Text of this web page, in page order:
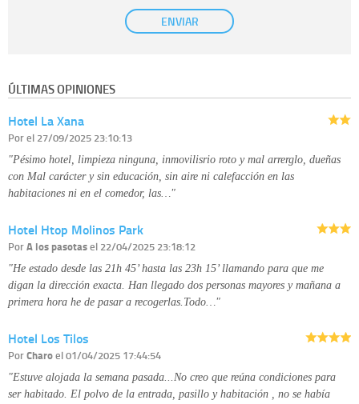
únicamente trataremos sus datos con su consentimiento
previo, que podrá facilitarnos mediante la casilla correspondiente
Derechos:tiene derecho a saber qué información tenemos sobre usted,
disponible en nuestra página web.
Información complementaria:
ENVIAR
ÚLTIMAS OPINIONES
Hotel La Xana
Porel 27/09/2025 23:10:13
"Pésimo hotel, limpieza ninguna, inmovilisrio roto y mal arrerglo, dueñas
con Mal carácter y sin educación, sin aire ni calefacción en las
habitaciones ni en el comedor, las…"
Hotel Htop Molinos Park
PorA los pasotasel 22/04/2025 23:18:12
"He estado desde las 21h 45’ hasta las 23h 15’ llamando para que me
digan la dirección exacta. Han llegado dos personas mayores y mañana a
primera hora he de pasar a recogerlas.Todo…"
Hotel Los Tilos
PorCharoel 01/04/2025 17:44:54
"Estuve alojada la semana pasada...No creo que reúna condiciones para
ser habitado. El polvo de la entrada, pasillo y habitación , no se había